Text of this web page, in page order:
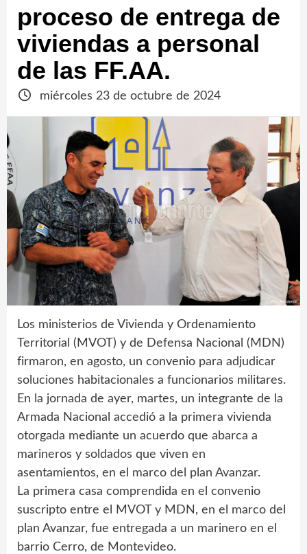
proceso de entrega de
viviendas a personal
de las FF.AA.
miércoles 23 de octubre de 2024
Los ministerios de Vivienda y Ordenamiento
Territorial (MVOT) y de Defensa Nacional (MDN)
firmaron, en agosto, un convenio para adjudicar
soluciones habitacionales a funcionarios militares.
En la jornada de ayer, martes, un integrante de la
Armada Nacional accedió a la primera vivienda
otorgada mediante un acuerdo que abarca a
marineros y soldados que viven en
asentamientos, en el marco del plan Avanzar.
La primera casa comprendida en el convenio
suscripto entre el MVOT y MDN, en el marco del
plan Avanzar, fue entregada a un marinero en el
barrio Cerro, de Montevideo.